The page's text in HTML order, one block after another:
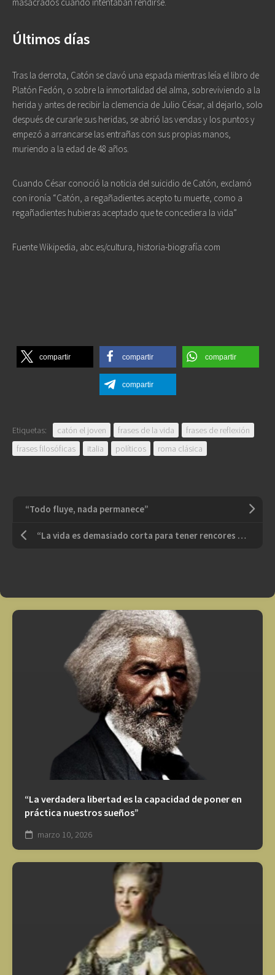
Últimos días
Tras la derrota, Catón se clavó una espada mientras leía el libro de
Platón Fedón, o sobre la inmortalidad del alma, sobreviviendo a la
herida y antes de recibir la clemencia de Julio César, al dejarlo, solo
después de curarle sus heridas, se abrió las vendas y los puntos y
empezó a arrancarse las entrañas con sus propias manos,
muriendo a la edad de 48 años.
Cuando César conoció la noticia del suicidio de Catón, exclamó
con ironía “Catón, a regañadientes acepto tu muerte, como a
regañadientes hubieras aceptado que te concediera la vida”
Fuente Wikipedia, abc.es/cultura, historia-biografía.com
compartir compartir compartir
compartir
Etiquetas: catón el joven frases de la vida
frases de reflexión
frases filosóficas
italia políticos roma clásica
“Todo fluye, nada permanece”
“La vida es demasiado corta para tener rencores a largo plazo”
“La verdadera libertad es la capacidad de poner en
práctica nuestros sueños”
marzo 10, 2026